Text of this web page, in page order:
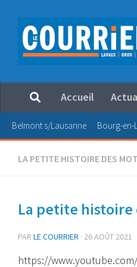
Au dessous du contenu
Accueil
Belmont s/Lausanne Bourg-en-
LA PETITE HISTOIRE DES
La petite histoire
PAR LE COURRIER · 26 AOÛT 2021
https://